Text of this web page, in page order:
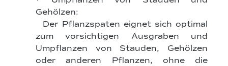
Gehölzen:
Der Pflanzspaten eignet sich optimal
zum vorsichtigen Ausgraben und
Umpflanzen von Stauden, Gehölzen
oder anderen Pflanzen, ohne die